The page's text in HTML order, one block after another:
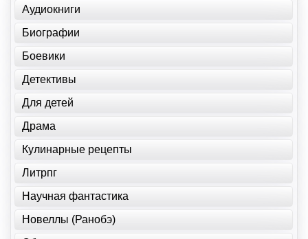
Аудиокниги
Биографии
Боевики
Детективы
Для детей
Драма
Кулинарные рецепты
Литрпг
Научная фантастика
Новеллы (Ранобэ)